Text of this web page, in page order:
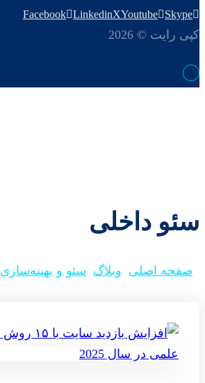
Facebook LinkedinXYoutube Skype
کپی رایت © 2026
سئو داخلی
صفحه اصلی وبلاگ سئو و بهینه‌سازی